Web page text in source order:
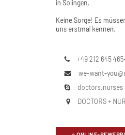
in Solingen.
Keine Sorge! Es
uns erstmal kennen.
+49 212 645
we-want-
doctors.nurses
DOCTORS +